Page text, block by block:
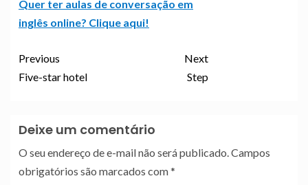
Quer ter aulas de conversação em
inglês online? Clique aqui!
Previous
Five-star hotel
Next
Step
Deixe um comentário
O seu endereço de e-mail não será publicado.Campos
obrigatórios são marcados com*